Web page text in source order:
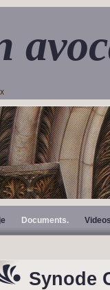
Documents.
Synode